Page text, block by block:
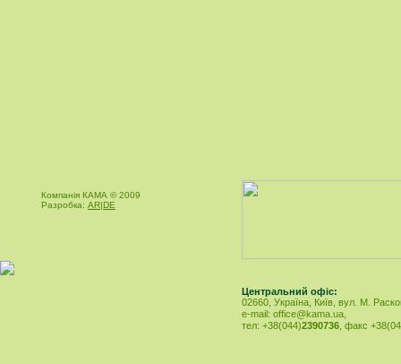
Компанія КАМА © 2009
Разробка: AR|DE
Центральний офіс:
02660, Україна, Київ, вул. М.
e-mail: office@kama.ua
тел: +38(044)2390736 , факс